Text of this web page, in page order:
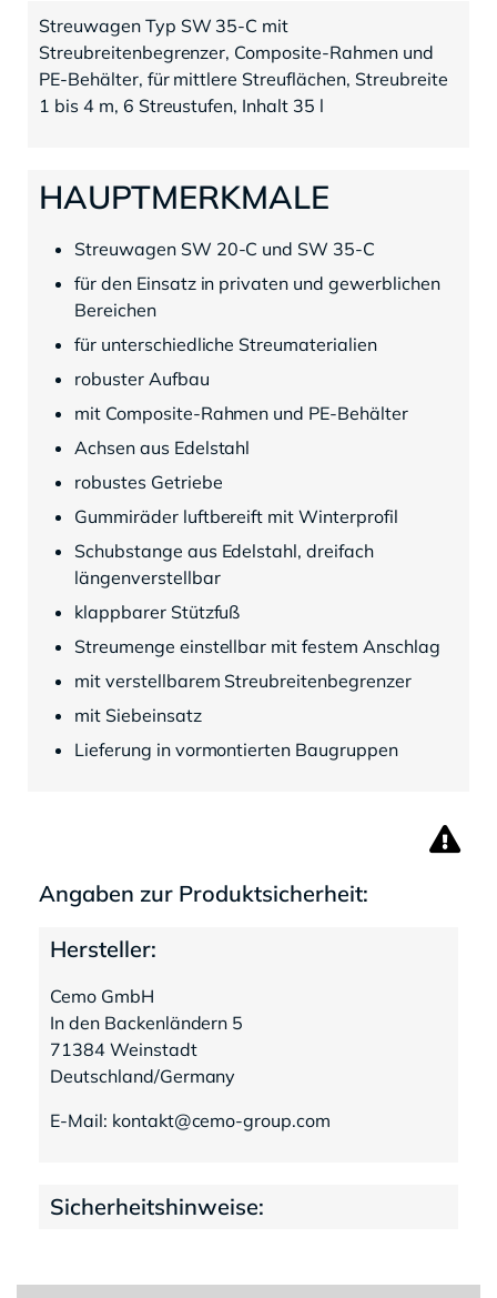
Streuwagen Typ SW 35-C mit
Streubreitenbegrenzer, Composite-Rahmen und
PE-Behälter, für mittlere Streuflächen, Streubreite
1 bis 4 m, 6 Streustufen, Inhalt 35 l
HAUPTMERKMALE
Streuwagen SW 20-C und SW 35-C
für den Einsatz in privaten und gewerblichen
Bereichen
für unterschiedliche Streumaterialien
robuster Aufbau
mit Composite-Rahmen und PE-Behälter
Achsen aus Edelstahl
robustes Getriebe
Gummiräder luftbereift mit Winterprofil
Schubstange aus Edelstahl, dreifach
längenverstellbar
klappbarer Stützfuß
Streumenge einstellbar mit festem Anschlag
mit verstellbarem Streubreitenbegrenzer
mit Siebeinsatz
Lieferung in vormontierten Baugruppen
Angaben zur Produktsicherheit:
Hersteller:
Cemo GmbH
In den Backenländern 5
71384 Weinstadt
Deutschland/Germany
E-Mail: kontakt@cemo-group.com
Sicherheitshinweise: